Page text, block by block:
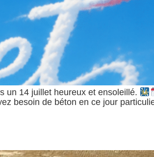
un 14 juillet heureux et ensoleillé.
besoin de béton en ce jour